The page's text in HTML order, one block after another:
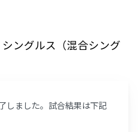
ングルス（混合シング
しました。試合結果は下記